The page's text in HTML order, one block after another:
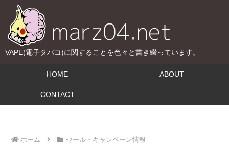
VAPE(電子タバコ)に関することを色々と書き綴っています。
HOME ABOUT
CONTACT
ホーム セール・キャンペーン情報